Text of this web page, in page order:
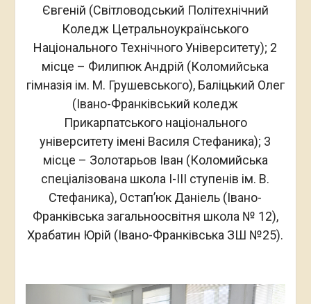
Євгеній (Світловодський Політехнічний
Коледж Цетральноукраїнського
Національного Технічного Університету); 2
місце – Филипюк Андрій (Коломийська
гімназія ім. М. Грушевського), Баліцький Олег
(Івано-Франківський коледж
Прикарпатського національного
університету імені Василя Стефаника); 3
місце – Золотарьов Іван (Коломийська
спеціалізована школа I-III ступенів ім. В.
Стефаника), Остап’юк Даніель (Івано-
Франківська загальноосвітня школа № 12),
Храбатин Юрій (Івано-Франківська ЗШ №25).